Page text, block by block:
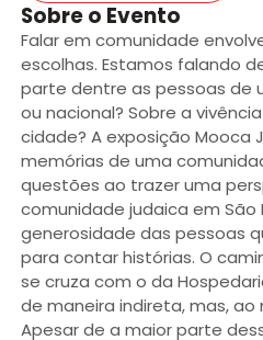
Sobre o Evento
Falar em comunidade
escolhas. Estamos falando
parte dentre as pessoas de
ou nacional? Sobre a
cidade? A exposição Mooca
memórias de uma
questões ao trazer uma
comunidade judaica em São
generosidade das pessoas
para contar histórias. O
se cruza com o da
de maneira indireta, mas,
Apesar de a maior parte